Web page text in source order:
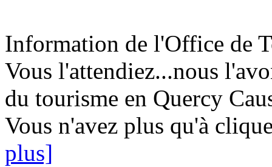
Information de l'Office de
Vous l'attendiez...nous
du tourisme en Quercy
Vous n'avez plus qu'à
plus]